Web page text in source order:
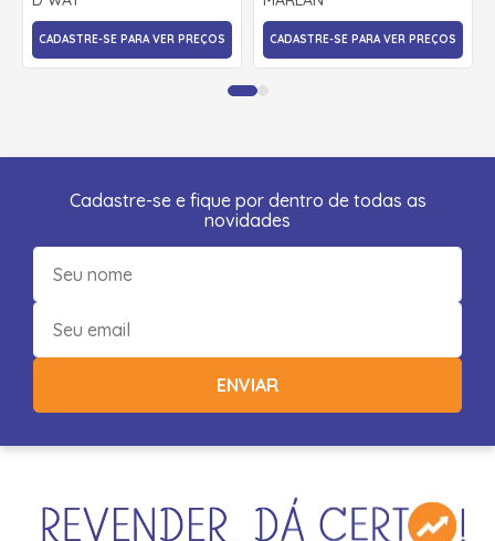
CADASTRE-SE PARA VER PREÇOS CADASTRE-SE PARA VER PREÇOS
Cadastre-se e fique por dentro de todas as
novidades
ENVIAR